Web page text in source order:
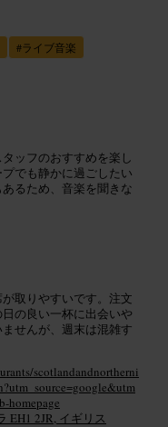
#ライブ音楽
ッフのおすすめを楽し
でも静かに過ごしたい
るため、音楽を聞きな
取りやすいです。注文
の良い一杯に出会いや
せんが、週末は混雑す
scotlandandnortherni
homepage
EH1 2JR, イギリス